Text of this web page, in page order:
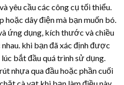
yêu cầu các công cụ tối thiểu.
hoặc dây điện mà bạn muốn bó.
ứng dụng, kích thước và chiều
nhau. khi bạn đã xác định được
bắt đầu quá trình sử dụng.
nhựaqua đầu hoặc phần cuối